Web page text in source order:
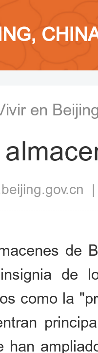
en
de
de
como la
han